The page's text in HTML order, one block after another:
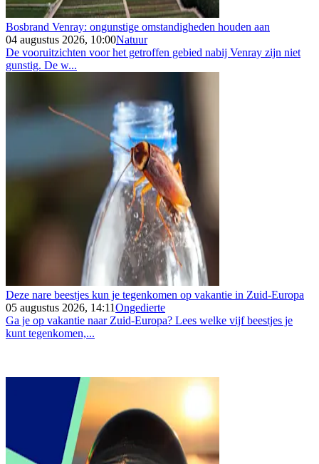
Bosbrand Venray: ongunstige omstandigheden houden aan
04 augustus 2026, 10:00Natuur
De vooruitzichten voor het getroffen gebied nabij Venray zijn niet
gunstig. De w...
Deze nare beestjes kun je tegenkomen op vakantie in Zuid-Europa
05 augustus 2026, 14:11Ongedierte
Ga je op vakantie naar Zuid-Europa? Lees welke vijf beestjes je
kunt tegenkomen,...